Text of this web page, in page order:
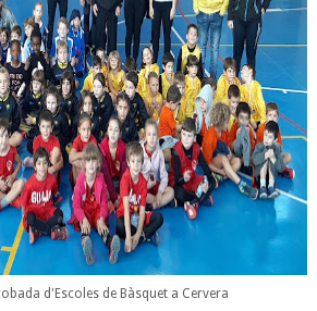
d'Escoles de Bàsquet a Cervera